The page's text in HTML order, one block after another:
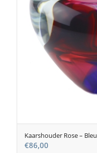
Kaarshouder Rose – Bleu
€86,00